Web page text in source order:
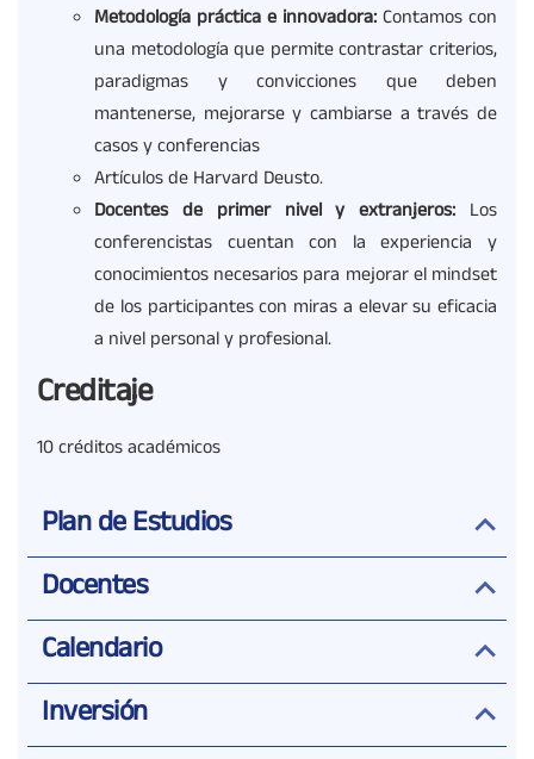
Metodología práctica e innovadora:Contamos con
una metodología que permite contrastar criterios,
paradigmas y convicciones que deben
mantenerse, mejorarse y cambiarse a través de
casos y conferencias
Artículos de Harvard Deusto.
Docentes de primer nivel y extranjeros: Los
conferencistas cuentan con la experiencia y
conocimientos necesarios para mejorar el mindset
de los participantes con miras a elevar su eficacia
a nivel personal y profesional.
Creditaje
10 créditos académicos
Plan de Estudios
Docentes
Calendario
Inversión